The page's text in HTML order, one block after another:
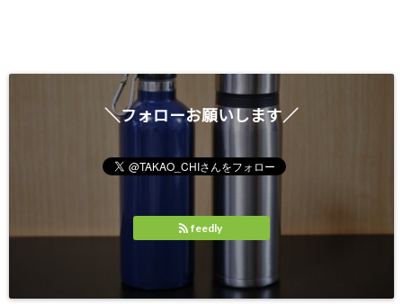
＼フォローお願いします／
feedly